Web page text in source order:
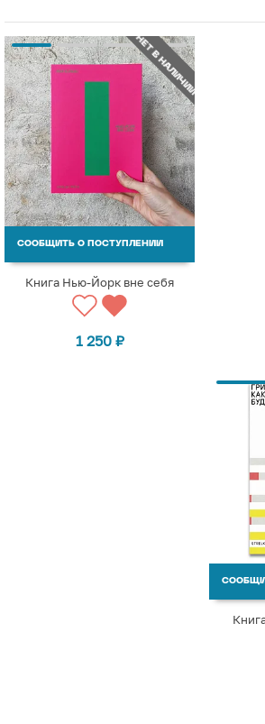
НЕТ В НАЛИЧИИ
СООБЩИТЬ О ПОСТУПЛЕНИИ
Книга Нью-Йорк вне себя
1 250 ₽